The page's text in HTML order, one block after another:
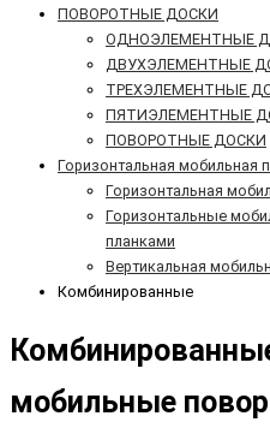
ПОВОРОТНЫЕ ДОСКИ
ОДНОЭЛЕМЕНТНЫЕ
ДВУХЭЛЕМЕНТНЫЕ
ТРЕХЭЛЕМЕНТНЫЕ
ПЯТИЭЛЕМЕНТНЫЕ
ПОВОРОТНЫЕ ДОСКИ
Горизонтальная мобильная
Горизонтальная
Горизонтальные
планками
Вертикальная
Комбинированные
мобильные